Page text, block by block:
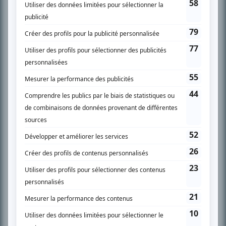
SUR LE RÉSEAU BIZZ MÉDIA
PLAN DU SITE
Accueil
Liste des oeuvres
Recherche avancée
À propos
Nous contacter
Termes et conditions
Politique de confidentialité
Gestion du consentement